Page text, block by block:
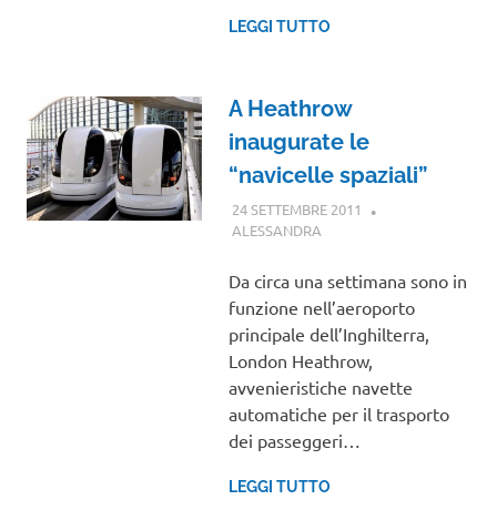
LEGGI TUTTO
A Heathrow
inaugurate le
“navicelle spaziali”
24 SETTEMBRE 2011
ALESSANDRA
Da circa una settimana sono in
funzione nell’aeroporto
principale dell’Inghilterra,
London Heathrow,
avvenieristiche navette
automatiche per il trasporto
dei passeggeri…
LEGGI TUTTO